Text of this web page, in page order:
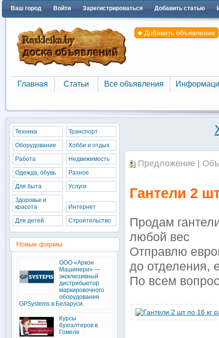
Ваш город Войти Зарегистрироваться Добавить статью
Добавить объявление
Главная
Главная
Статьи
Статьи
Все объявления
Все объявления
Предложение |
Гантели 2
Продам
любой вес
Отправлю
до отделения,
По всем
Техника
Транспорт
Оборудование
Хобби и отдых
Работа
Недвижимость
Одежда, обувь
Разное
Для быта
Услуги
Здоровье и
красота
Интернет
Для детей
Строительство
Новые фирмы
ООО «Аркон
Машинери» —
эксклюзивный
дистрибьютор
маркировочного
оборудования
GPSystems в Беларуси.
Курсы
бухгалтеров в
Гомеле